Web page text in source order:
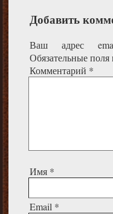
Добавить
Ваш адрес
Обязательные
Комментарий *
Имя *
Email *